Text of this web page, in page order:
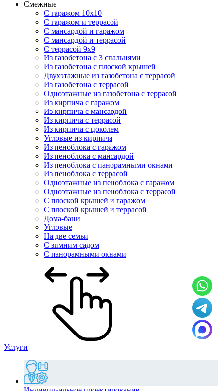
Смежные
С гаражом 10х10
С гаражом и террасой
С мансардой и гаражом
С мансардой и террасой
С террасой 9х9
Из газобетона с 3 спальнями
Из газобетона с плоской крышей
Двухэтажные из газобетона с террасой
Из газобетона с террасой
Одноэтажные из газобетона с террасой
Из кирпича с гаражом
Из кирпича с мансардой
Из кирпича с террасой
Из кирпича с цоколем
Угловые из кирпича
Из пеноблока с гаражом
Из пеноблока с мансардой
Из пеноблока с панорамными окнами
Из пеноблока с террасой
Одноэтажные из пеноблока с гаражом
Одноэтажные из пеноблока с террасой
С плоской крышей и гаражом
С плоской крышей и террасой
Дома-бани
Угловые
На две семьи
С зимним садом
С панорамными окнами
Услуги